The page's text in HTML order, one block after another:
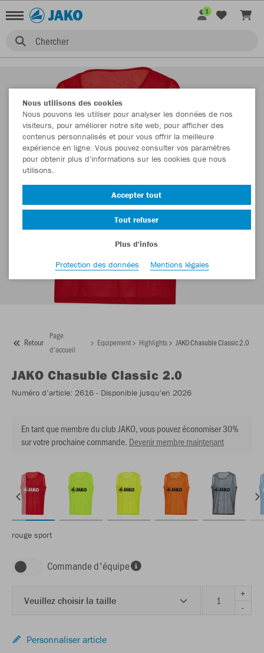
Chercher
1
Retour
Page
d'accueil
Equipement Highlights JAKO Chasuble Classic 2.0
JAKO Chasuble Classic 2.0
Numéro d’article: 2616 - Disponible jusqu'en 2026
En tant que membre du club JAKO, vous pouvez économiser 30%
sur votre prochaine commande. Devenir membre maintenant
rouge sport
Commande d'équipe
Veuillez choisir la taille
+
-
Personnaliser article
Nous utilisons des cookies
Nous pouvons les utiliser pour analyser les données de nos
visiteurs, pour améliorer notre site web, pour afficher des
contenus personnalisés et pour vous offrir la meilleure
expérience en ligne. Vous pouvez consulter vos paramètres
pour obtenir plus d'informations sur les cookies que nous
utilisons.
Accepter tout
Tout refuser
Plus d'infos
Protection des données
Mentions légales